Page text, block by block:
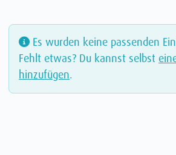
Es wurden keine passenden
Fehlt etwas? Du kannst selbst
hinzufügen.